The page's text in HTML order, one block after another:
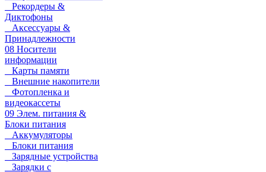
Рекордеры &
Диктофоны
Аксессуары &
Принадлежности
08 Носители
информации
Карты памяти
Внешние накопители
Фотопленка и
видеокассеты
09 Элем. питания &
Блоки питания
Аккумуляторы
Блоки питания
Зарядные устройства
Зарядки с